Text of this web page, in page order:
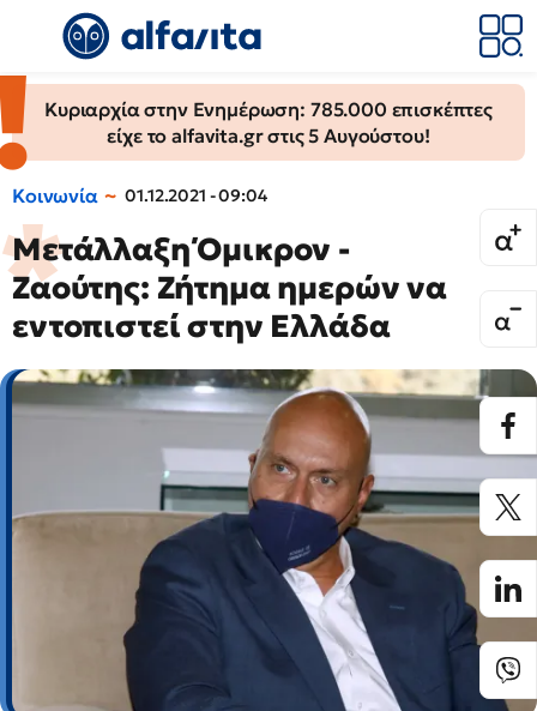
Κυριαρχία στην Ενημέρωση: 785.000 επισκέπτες
είχε το alfavita.gr στις 5 Αυγούστου!
Κοινωνία 01.12.2021 - 09:04
Μετάλλαξη Όμικρον -
Ζαούτης: Ζήτημα ημερών να
εντοπιστεί στην Ελλάδα